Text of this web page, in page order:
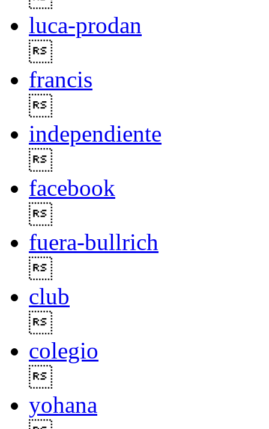
luca-prodan
francis
independiente
facebook
fuera-bullrich
club
colegio
yohana